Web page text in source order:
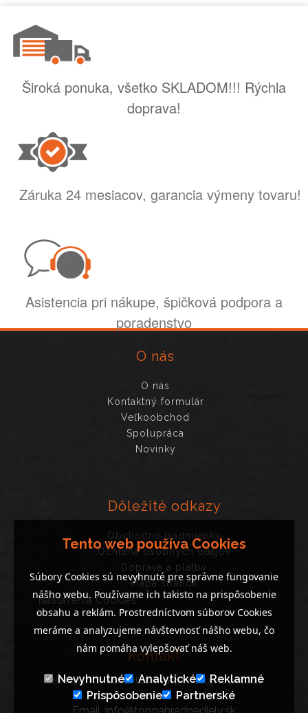
Široká ponuka, všetko SKLADOM!!! Rýchla
doprava!
Záruka 24 mesiacov, garancia výmeny tovaru!
Asistencia pri nákupe, špičková podpora a
poradenstvo
O nás
O nás
Kontaktný formulár
Veľkoobchod
Spolupráca
Novinky
Dôležité odkazy
Obchodné podmienky
Ochrana osobných údajov
Doprava a platby
Mapa stránok
Nastavenia Cookies
Kontakt
Neváhajte nás kontaktovať, ak potrebujete poradiť..
Tento web používa Cookies
Súbory Cookies sú nevyhnuté pre správne fungovanie
nášho webu. Používame ich takisto na prispôsobenie
obsahu a reklám. Prostredníctvom súborov Cookies
meráme a analyzujeme návštevnosť nášho webu, čo
nám pomáha vylepšovať náš web.
Nevyhnutné Analytické
Reklamné
Prispôsobenie
Partnerské